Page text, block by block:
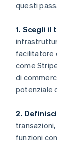
questi
1. Scegli il
facilitatore
come
di
potenziale
2.
funzioni